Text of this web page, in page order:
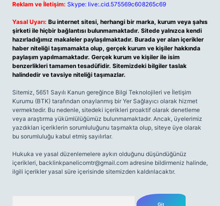
Reklam ve İletişim: Skype: live:.cid.575569c608265c69
Yasal Uyarı: Bu internet sitesi, herhangi bir marka, kurum veya şahıs
şirketi ile hiçbir bağlantısı bulunmamaktadır. Sitede yalnızca kendi
hazırladığımız makaleler paylaşılmaktadır. Burada yer alan içerikler
haber niteliği taşımamakta olup, gerçek kurum ve kişiler hakkında
paylaşım yapılmamaktadır. Gerçek kurum ve kişiler ile isim
benzerlikleri tamamen tesadüfidir. Sitemizdeki bilgiler taslak
halindedir ve tavsiye niteliği taşımazlar.
Sitemiz, 5651 Sayılı Kanun gereğince Bilgi Teknolojileri ve İletişim
Kurumu (BTK) tarafından onaylanmış bir Yer Sağlayıcı olarak hizmet
vermektedir. Bu nedenle, sitedeki içerikleri proaktif olarak denetleme
veya araştırma yükümlülüğümüz bulunmamaktadır. Ancak, üyelerimiz
yazdıkları içeriklerin sorumluluğunu taşımakta olup, siteye üye olarak
bu sorumluluğu kabul etmiş sayılırlar.
Hukuka ve yasal düzenlemelere aykırı olduğunu düşündüğünüz
içerikleri, backlinkpanelicomtr@gmail.com adresine bildirmeniz halinde,
ilgili içerikler yasal süre içerisinde sitemizden kaldırılacaktır.